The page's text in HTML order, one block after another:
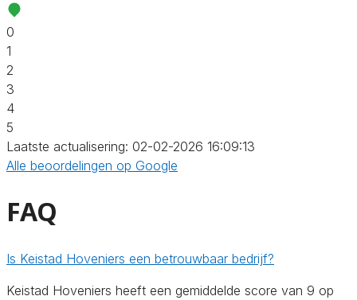
0
1
2
3
4
5
Laatste actualisering: 02-02-2026 16:09:13
Alle beoordelingen op Google
FAQ
Is Keistad Hoveniers een betrouwbaar bedrijf?
Keistad Hoveniers heeft een gemiddelde score van 9 op